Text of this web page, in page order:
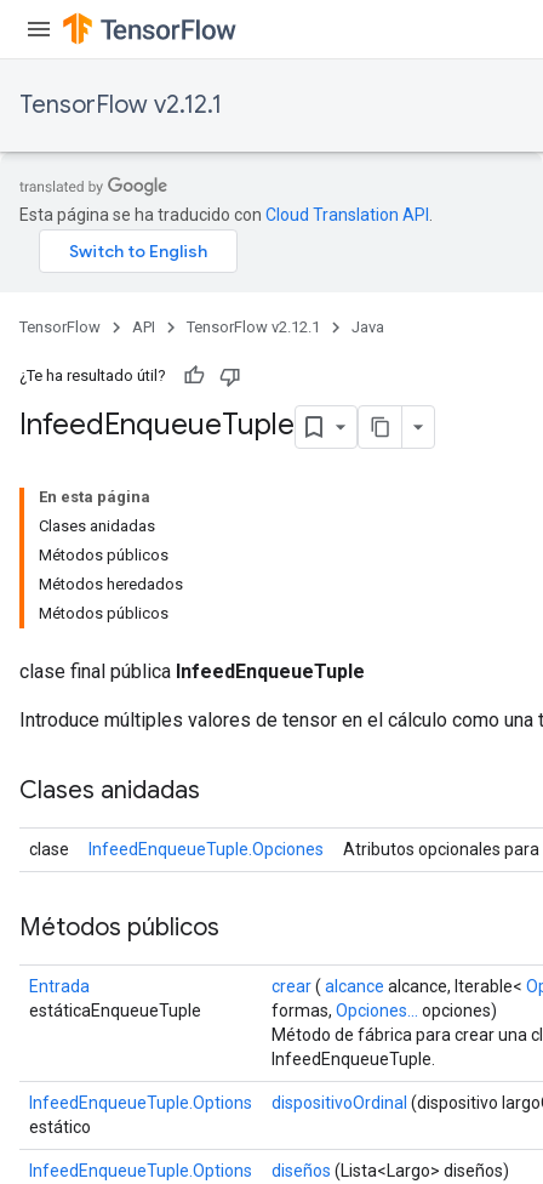
TensorFlow v2.12.1
Esta página se ha traducido con Cloud Translation API
TensorFlow API TensorFlow v2.12.1 Java
¿Te ha resultado útil?
InfeedEnqueueTuple
En esta página
Clases anidadas
Métodos públicos
Métodos heredados
Métodos públicos
clase final pública InfeedEnqueueTuple
Introduce múltiples valores de tensor en el cálculo como una
Clases anidadas
clase InfeedEnqueueTuple.Opciones Atributos opcionales para
Métodos públicos
Entrada
estáticaEnqueueTuple
crear( alcance alcance, Iterable<
formas, Opciones...
opciones)
Método de fábrica para crear una
InfeedEnqueueTuple.
InfeedEnqueueTuple.Options
estático
dispositivoOrdinal (dispositivo
InfeedEnqueueTuple.Options
diseños (Lista<Largo> diseños)